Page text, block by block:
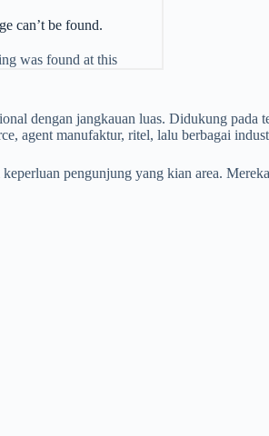
dengan jangkauan luas. Didukung
agent manufaktur, ritel, lalu berbagai
pengunjung yang kian area.